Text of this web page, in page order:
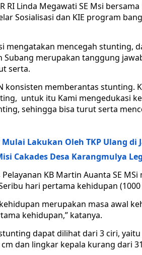
RI Linda Megawati SE Msi
Sosialisasi dan KIE program
mengatakan mencegah stunting,
Subang merupakan tanggung
serta.
konsisten memberantas stunting.
untuk itu Kami mengedukasi
sehingga bisa turut serta
Mulai Lakukan Oleh TKP Ulang di
Cakades Desa Karangmulya
KB Martin Auanta SE
hari pertama kehidupan
merupakan masa awal
kehidupan,” katanya.
dapat dilihat dari 3 ciri,
dan lingkar kepala kurang dari